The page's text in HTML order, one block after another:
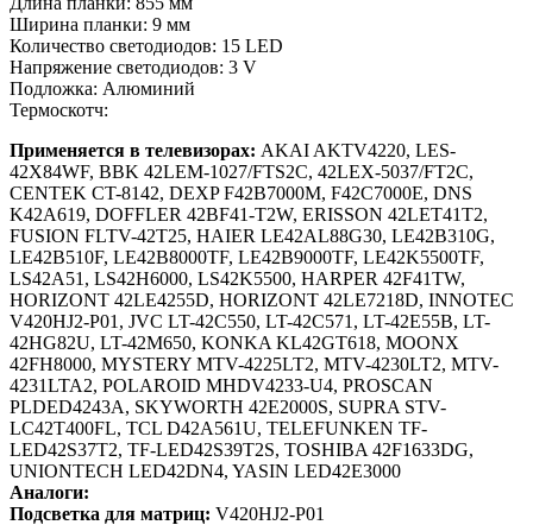
Ширина планки: 9 мм
Количество светодиодов: 15 LED
Напряжение светодиодов: 3 V
Подложка: Алюминий
Термоскотч:
Применяется в телевизорах: AKAI AKTV4220, LES-
42X84WF, BBK 42LEM-1027/FTS2C, 42LEX-5037/FT2C,
CENTEK CT-8142, DEXP F42B7000M, F42C7000E, DNS
K42A619, DOFFLER 42BF41-T2W, ERISSON 42LET41T2,
FUSION FLTV-42T25, HAIER LE42AL88G30, LE42B310G,
LE42B510F, LE42B8000TF, LE42B9000TF, LE42K5500TF,
LS42A51, LS42H6000, LS42K5500, HARPER 42F41TW,
HORIZONT 42LE4255D, HORIZONT 42LE7218D, INNOTEC
V420HJ2-P01, JVC LT-42C550, LT-42C571, LT-42E55B, LT-
42HG82U, LT-42M650, KONKA KL42GT618, MOONX
42FH8000, MYSTERY MTV-4225LT2, MTV-4230LT2, MTV-
4231LTA2, POLAROID MHDV4233-U4, PROSCAN
PLDED4243A, SKYWORTH 42E2000S, SUPRA STV-
LC42T400FL, TCL D42A561U, TELEFUNKEN TF-
LED42S37T2, TF-LED42S39T2S, TOSHIBA 42F1633DG,
UNIONTECH LED42DN4, YASIN LED42E3000
Аналоги:
Подсветка для матриц: V420HJ2-P01